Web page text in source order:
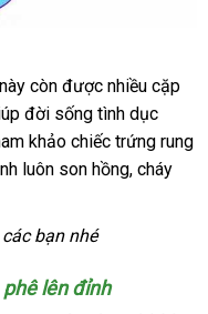
còn gần
nhất
được nhiều cặp
đời sống tình dục
khảo chiếc trứng rung
luôn son hồngđẹp
, cháy
nổi
các bạn hàng
nhé
phê lên đỉnh